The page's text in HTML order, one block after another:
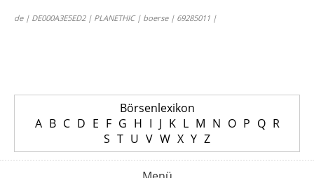
de | DE000A3E5ED2 | PLANETHIC | boerse | 69285011 |
Börsenlexikon
A B C D E F G H I J K L M N O P Q R
S T U V W X Y Z